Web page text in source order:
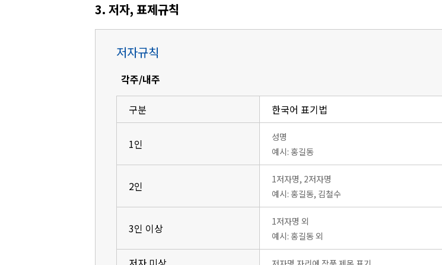
3. 저자, 표제규칙
저자규칙
각주/내주
구분 한국어 표기법
1인
성명
예시: 홍길동
2인
1저자명, 2저자명
예시: 홍길동, 김철수
3인 이상
1저자명 외
예시: 홍길동 외